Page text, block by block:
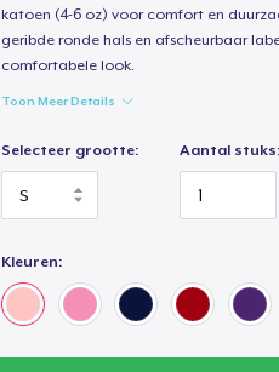
katoen (4-6 oz) voor comfort en
geribde ronde hals en afscheurbaar
comfortabele look.
Toon Meer Details
Selecteer grootte: Aantal stuks:
Kleuren: